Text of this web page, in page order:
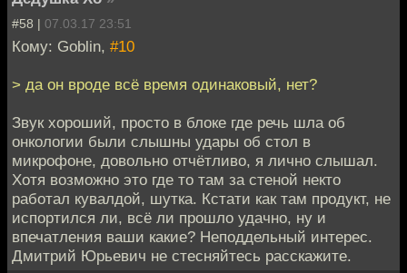
#58 | 07.03.17 23:51
Кому: Goblin, #10
> да он вроде всё время одинаковый, нет?
Звук хороший, просто в блоке где речь шла об
онкологии были слышны удары об стол в
микрофоне, довольно отчётливо, я лично слышал.
Хотя возможно это где то там за стеной некто
работал кувалдой, шутка. Кстати как там продукт, не
испортился ли, всё ли прошло удачно, ну и
впечатления ваши какие? Неподдельный интерес.
Дмитрий Юрьевич не стесняйтесь расскажите.